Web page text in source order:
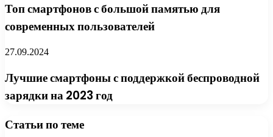
Топ смартфонов с большой памятью для
современных пользователей
27.09.2024
Лучшие смартфоны с поддержкой беспроводной
зарядки на 2023 год
Статьи по теме